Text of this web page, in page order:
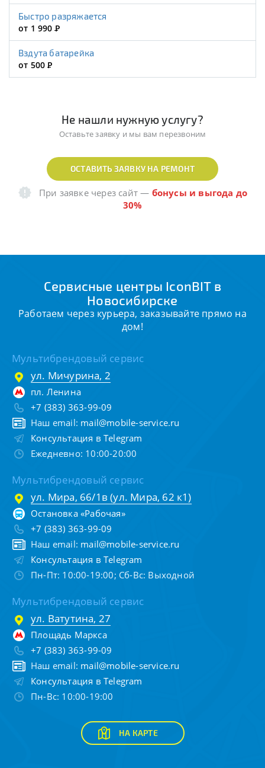
Быстро разряжается
от 1 990Р
Вздута батарейка
от 500Р
Не нашли нужную услугу?
Оставьте заявку и мы вам перезвоним
ОСТАВИТЬ ЗАЯВКУ НА РЕМОНТ
При заявке через сайт— бонусы и выгода до
30%
Сервисные центры IconBIT в
Новосибирске
Работаем через курьера, заказывайте прямо на
дом!
Мультибрендовый сервис
ул. Мичурина, 2
пл. Ленина
+7 (383) 363-99-09
Наш email: mail@mobile-service.ru
Консультация в Telegram
Ежедневно: 10:00-20:00
Мультибрендовый сервис
ул. Мира, 66/1в (ул. Мира, 62 к1)
Остановка «Рабочая»
+7 (383) 363-99-09
Наш email: mail@mobile-service.ru
Консультация в Telegram
Пн-Пт: 10:00-19:00; Сб-Вс: Выходной
Мультибрендовый сервис
ул. Ватутина, 27
Площадь Маркса
+7 (383) 363-99-09
Наш email: mail@mobile-service.ru
Консультация в Telegram
Пн-Вс: 10:00-19:00
НА КАРТЕ